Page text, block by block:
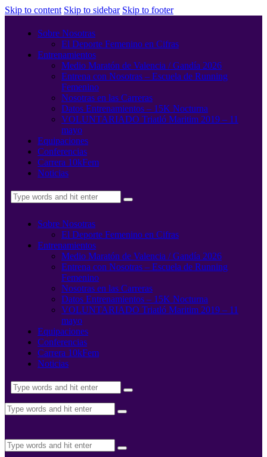
Skip to content Skip to sidebar Skip to footer
Sobre Nosotras
El Deporte Femenino en Cifras
Entrenamientos
Medio Maratón de Valencia / Gandía 2026
Entrena con Nosotras – Escuela de Running
Femenino
Nosotras en las Carreras
Datos Entrenamientos – 15K Nocturna
VOLUNTARIADO Triatló Maritim 2019 – 11
mayo
Equipaciones
Conferencias
Carrera 10kFem
Noticias
Sobre Nosotras
El Deporte Femenino en Cifras
Entrenamientos
Medio Maratón de Valencia / Gandía 2026
Entrena con Nosotras – Escuela de Running
Femenino
Nosotras en las Carreras
Datos Entrenamientos – 15K Nocturna
VOLUNTARIADO Triatló Maritim 2019 – 11
mayo
Equipaciones
Conferencias
Carrera 10kFem
Noticias